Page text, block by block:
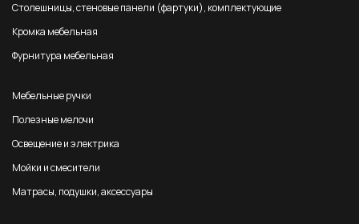
Столешницы, стеновые панели (фартуки), комплектующие
Кромка мебельная
Фурнитура мебельная
Мебельные ручки
Полезные мелочи
Освещение и электрика
Мойки и смесители
Матрасы, подушки, аксессуары